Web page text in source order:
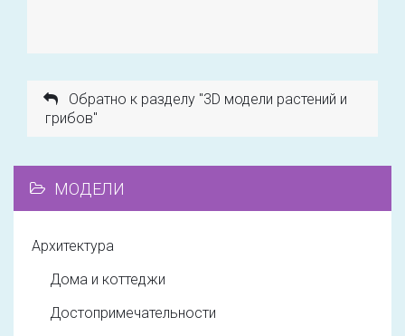
Обратно к разделу "3D модели растений и
грибов"
МОДЕЛИ
Архитектура
Дома и коттеджи
Достопримечательности